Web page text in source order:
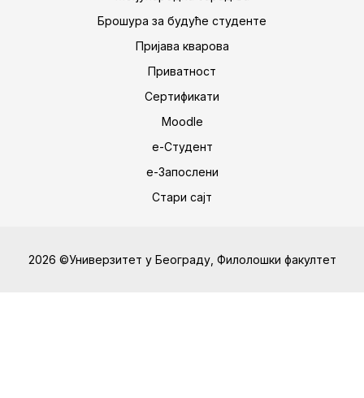
Брошура за будуће студенте
Пријава кварова
Приватност
Сертификати
Moodle
е-Студент
е-Запослени
Стари сајт
2026 ©Универзитет у Београду, Филолошки факултет